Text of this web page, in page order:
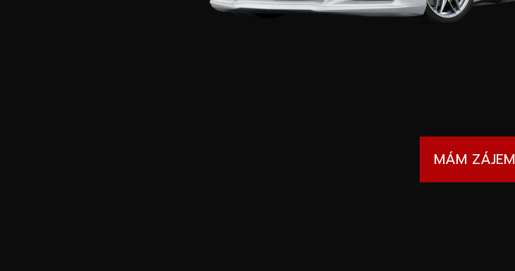
MÁM ZÁJEM